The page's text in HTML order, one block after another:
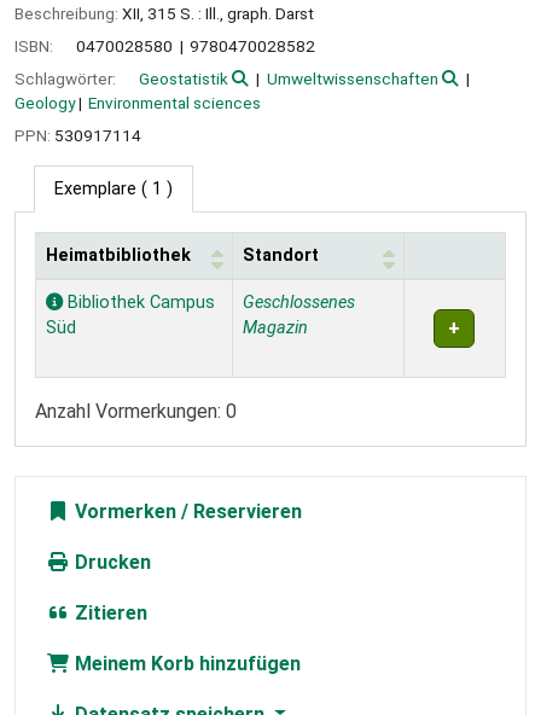
Beschreibung: XII, 315 S. : Ill., graph. Darst
ISBN:
0470028580
9780470028582
Schlagwörter:
Geostatistik
Umweltwissenschaften
Geology
Environmental sciences
PPN: 530917114
Exemplare ( 1 )
Exemplare
Heimatbibliothek Standort
Bibliothek Campus
Süd
Geschlossenes
Magazin
Anzahl Vormerkungen: 0
Vormerken
Drucken
Zitieren
Meinem Korb hinzufügen